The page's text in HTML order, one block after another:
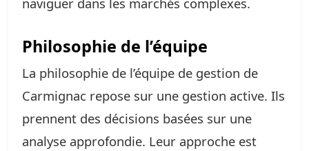
Philosophie de l’équipe
La philosophie de l’équipe de gestion de
Carmignac repose sur une gestion active. Ils
prennent des décisions basées sur une
analyse approfondie. Leur approche est